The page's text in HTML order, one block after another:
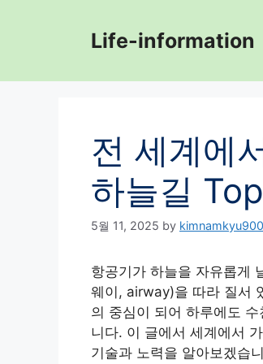
Life-information
전 세계에
하늘길
5월 11, 2025 by kimnamkyu900
항공기가 하늘을 자유롭게
웨이, airway)을 따라 질서
의 중심이 되어 하루에도
니다. 이 글에서 세계에서
기술과 노력을 알아보겠습